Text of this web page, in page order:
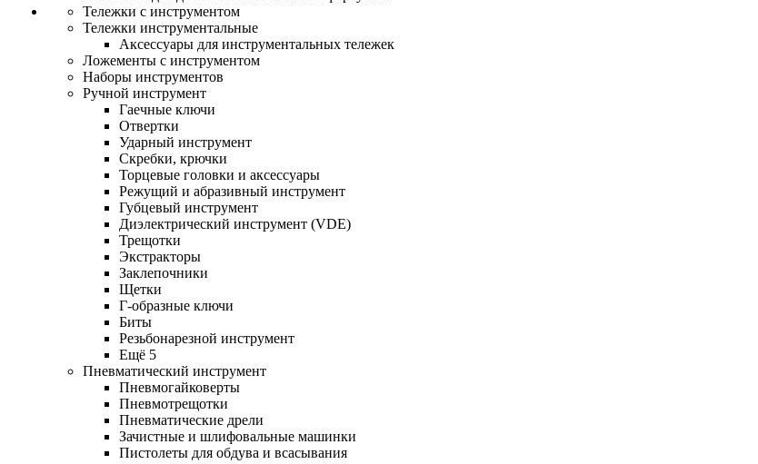
Тележки с инструментом
Тележки инструментальные
Аксессуары для инструментальных тележек
Ложементы с инструментом
Наборы инструментов
Ручной инструмент
Гаечные ключи
Отвертки
Ударный инструмент
Скребки, крючки
Торцевые головки и аксессуары
Режущий и абразивный инструмент
Губцевый инструмент
Диэлектрический инструмент (VDE)
Трещотки
Экстракторы
Заклепочники
Щетки
Г-образные ключи
Биты
Резьбонарезной инструмент
Ещё 5
Пневматический инструмент
Пневмогайковерты
Пневмотрещотки
Пневматические дрели
Зачистные и шлифовальные машинки
Пистолеты для обдува и всасывания